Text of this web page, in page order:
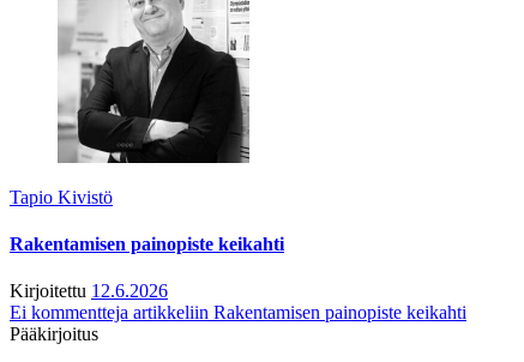
Tapio Kivistö
Rakentamisen painopiste keikahti
Kirjoitettu 12.6.2026
Ei kommentteja artikkeliin Rakentamisen painopiste keikahti
Pääkirjoitus